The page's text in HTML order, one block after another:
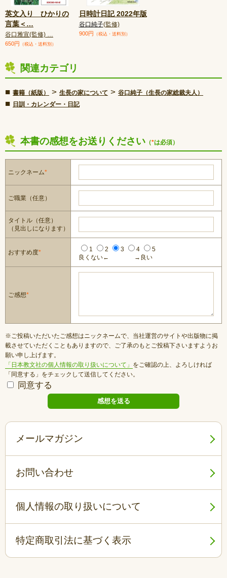
英文入り ひかりの
言葉＜ …
谷口雅宣(監修) …
650円 （税込・送料別）
日時計日記 2022年版
谷口純子(監修)
900円 （税込・送料別）
関連カテゴリ
■ 書籍（紙版） > 生長の家について > 谷口純子（生長の家総裁夫人）
■ 日訓・カレンダー・日記
本書の感想をお送りください （*は必須）
ニックネーム*
ご職業（任意）
タイトル（任意）
（見出しになります）
おすすめ度* 1 2 3 4
5
良くない←
→良い
ご感想*
※ご投稿いただいたご感想はニックネームで、当社運営のサイトや出版物に掲
載させていただくこともありますので、ご了承のもとご投稿下さいますようお
願い申し上げます。
「日本教文社の個人情報の取り扱いについて」 をご確認の上、よろしければ
「同意する」をチェックして送信してください。
同意する
メールマガジン
お問い合わせ
個人情報の取り扱いについて
特定商取引法に基づく表示